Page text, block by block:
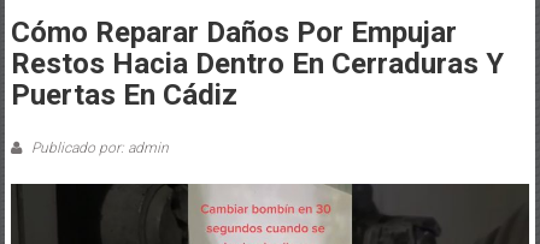
Cómo Reparar Daños Por Empujar
Restos Hacia Dentro En Cerraduras Y
Puertas En Cádiz
Publicado por: admin